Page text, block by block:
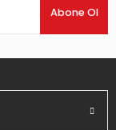
Abone Ol